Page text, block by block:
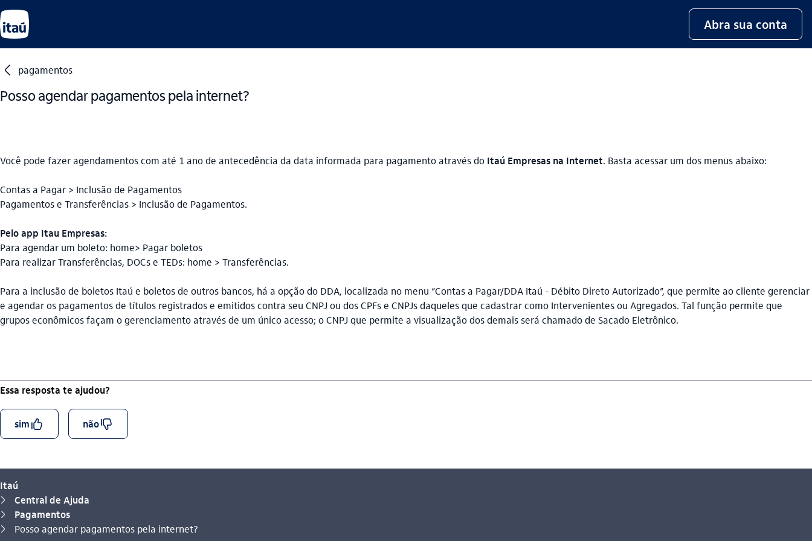
Abra sua conta
seta_esquerda pagamentos
Posso agendar pagamentos pela internet?
Você pode fazer agendamentos com até 1 ano de antecedência da data informada para pagamento através do Itaú Empresas na Internet. Basta acessar um dos menus abaixo:
Contas a Pagar > Inclusão de Pagamentos
Pagamentos e Transferências > Inclusão de Pagamentos.
Pelo app Itau Empresas:
Para agendar um boleto: home> Pagar boletos
Para realizar Transferências, DOCs e TEDs: home > Transferências.
Para a inclusão de boletos Itaú e boletos de outros bancos, há a opção do DDA, localizada no menu “Contas a Pagar/DDA Itaú - Débito Direto Autorizado”, que permite ao cliente gerenciar
e agendar os pagamentos de títulos registrados e emitidos contra seu CNPJ ou dos CPFs e CNPJs daqueles que cadastrar como Intervenientes ou Agregados. Tal função permite que
grupos econômicos façam o gerenciamento através de um único acesso; o CNPJ que permite a visualização dos demais será chamado de Sacado Eletrônico.
Essa resposta te ajudou?
simcurtir_outline nãodescurtir_outline
Itaú
seta_direita Central de Ajuda
seta_direita Pagamentos
seta_direita
Você está aqui:
Posso agendar pagamentos pela internet?